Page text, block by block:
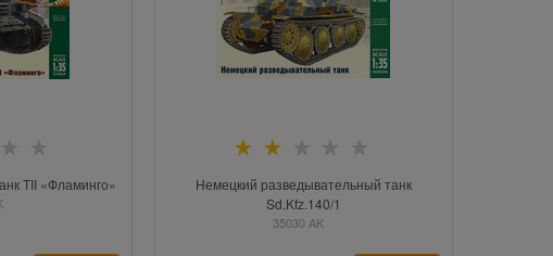
ТII «Фламинго»
Немецкий разведывательный танк
Sd.Kfz.140/1
35030 AK